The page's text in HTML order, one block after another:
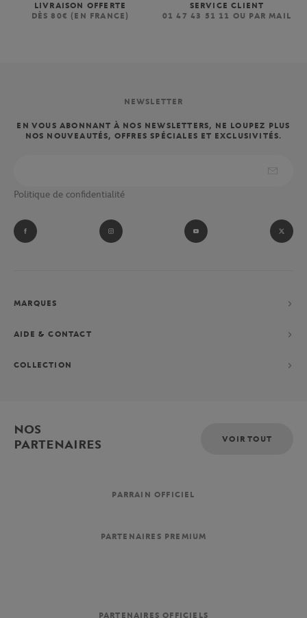
LIVRAISON OFFERTE
DÈS 80€ (EN FRANCE)
SERVICE CLIENT
01 47 43 51 11 OU PAR MAIL
NEWSLETTER
EN VOUS ABONNANT À NOS NEWSLETTERS, NE LOUPEZ PLUS
NOS NOUVEAUTÉS, OFFRES SPÉCIALES ET EXCLUSIVITÉS.
Politique de confidentialité
MARQUES
AIDE & CONTACT
COLLECTION
NOS
PARTENAIRES
VOIR TOUT
PARRAIN OFFICIEL